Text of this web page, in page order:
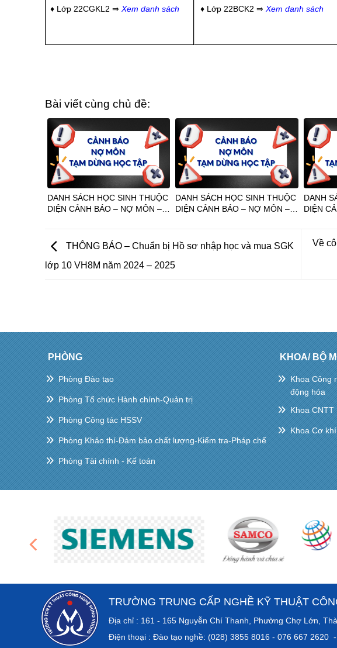
♦ Lớp 22CGKL2 ⇒ Xem danh sách
♦ Lớp 22BCK2 ⇒ Xem danh sách
Bài viết cùng chủ đề:
DANH SÁCH HỌC SINH THUỘC
DIỆN CẢNH BÁO – NỢ MÔN –
DANH SÁCH HỌC SINH THUỘC
DIỆN CẢNH BÁO – NỢ MÔN –
DANH
DIỆN
THÔNG BÁO – Chuẩn bị Hồ sơ nhập học và mua SGK
lớp 10 VH8M năm 2024 – 2025
Về
PHÒNG
Phòng Đào tạo
Phòng Tổ chức Hành chính-Quản trị
Phòng Công tác HSSV
Phòng Khảo thí-Đảm bảo chất lượng-Kiểm tra-Pháp chế
Phòng Tài chính - Kế toán
KHOA/ BỘ
Khoa Công
động hóa
Khoa CNTT
Khoa Cơ
TRƯỜNG TRUNG CẤP NGHỀ KỸ THUẬT
Địa chỉ : 161 - 165 Nguyễn Chí Thanh, Phường Chợ
Điện thoại : Đào tạo nghề: (028) 3855 8016 - 076 667 2620